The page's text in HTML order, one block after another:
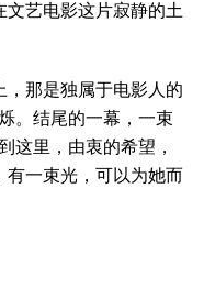
艺电影这片寂静的土
那是独属于电影人的
。结尾的一幕，一束
这里，由衷的希望，
有一束光，可以为她而